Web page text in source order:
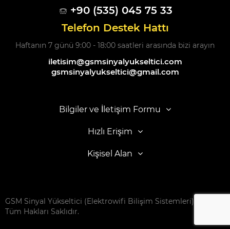
+90 (535) 045 75 33
Telefon Destek Hattı
Haftanın 7 günü 9:00 - 18:00 saatleri arasında bizi arayın
iletisim@gsmsinyalyukseltici.com
gsmsinyalyukseltici@gmail.com
Bilgiler ve İletişim Formu
Hızlı Erişim
Kişisel Alan
GSM Sinyal Yükseltici (Elektrowifi Bilişim Sistemleri) © 2016 -
Tüm Hakları Saklıdır.